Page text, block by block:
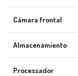
Cámara frontal
Almacenamiento
Processador